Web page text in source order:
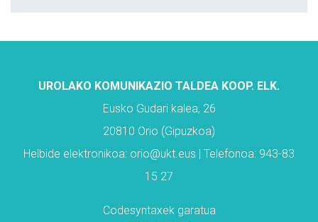
UROLAKO KOMUNIKAZIO TALDEA KOOP. ELK.
Eusko Gudari kalea, 26
20810 Orio (Gipuzkoa)
Helbide elektronikoa: orio@ukt.eus | Telefonoa: 943-83
15 27
Codesyntaxek garatua